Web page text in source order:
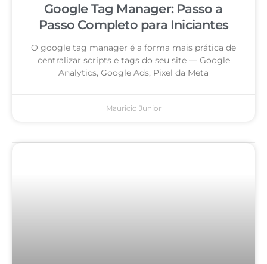
Google Tag Manager: Passo a
Passo Completo para Iniciantes
O google tag manager é a forma mais prática de
centralizar scripts e tags do seu site — Google
Analytics, Google Ads, Pixel da Meta
Mauricio Junior